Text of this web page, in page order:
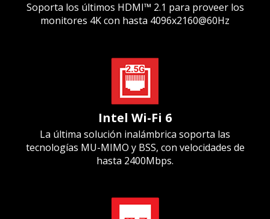
Soporta los últimos HDMI™ 2.1 para proveer los
monitores 4K con hasta 4096x2160@60Hz
Intel Wi-Fi 6
La última solución inalámbrica soporta las
tecnologías MU-MIMO y BSS, con velocidades de
hasta 2400Mbps.